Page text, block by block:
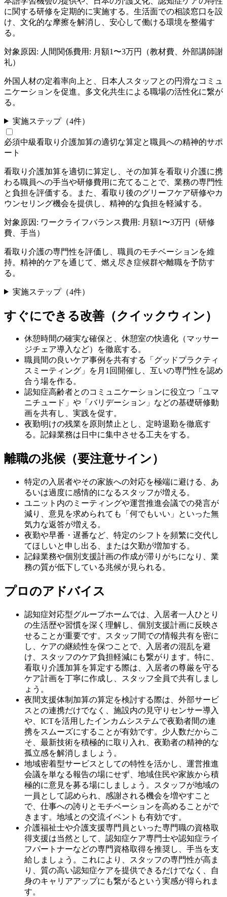
に関する研修を定期的に実施する。生活面での相談窓口を設
け、文化的な摩擦を解消し、安心して働ける環境を整備す
る。
対象原因: 人間関係費用: 月額1〜3万円（教材費、外部講師謝
礼）
外国人材の定着率向上と、日本人スタッフとの円滑なコミュ
ニケーションを促進。多文化共生による職場の活性化に繋が
る。
実施ステップ（4件）
必須中級看取り介護加算の適切な算定と職員への精神的サポ
ート
看取り介護加算を適切に算定し、その加算を看取り介護に携
わる職員への手当や研修費用に充てることで、業務の専門性
と負担を評価する。また、看取り後のグリーフケア研修やカ
ウンセリング機会を提供し、精神的な負担を軽減する。
対象原因: ワークライフバランス費用: 月額1〜3万円（研修
費、手当）
看取り介護の専門性を評価し、職員のモチベーションを維
持。精神的ケアを通じて、燃え尽き症候群や離職を予防す
る。
実施ステップ（4件）
すぐにできる改善（クイックウィン）
休憩時間の確実な確保と、休憩室の快適化（マッサー
ジチェア導入など）を徹底する。
職員間の良いケア事例を共有する「グッドプラクティ
スミーティング」を月1回開催し、互いの専門性を認め
合う場を作る。
認知症高齢者とのコミュニケーションに役立つ「ユマ
ニチュード」や「バリデーション」などの基礎研修動
画を共有し、実践を促す。
夜勤明けの残業を原則禁止とし、定時退勤を徹底す
る。記録業務は日中に集中させる工夫をする。
離職の兆候（要注意サイン）
特定の入居者やその家族への対応を極端に避ける、あ
るいは過度に感情的になるスタッフが増える。
ユニット内のミーティングや運営推進会議での発言が
減り、意見を求められても「何でもいい」といった無
気力な返答が増える。
夜勤や早番・遅番など、特定のシフトを頻繁に交代し
てほしいと申し出る、または欠勤が増加する。
記録業務や個別支援計画の作成が滞りがちになり、業
務の質が低下している兆候が見られる。
プロのアドバイス
認知症対応型グループホームでは、入居者一人ひとり
の生活歴や習慣を深く理解し、個別支援計画に反映さ
せることが重要です。スタッフ間での情報共有を密に
し、ケアの継続性を保つことで、入居者の混乱を避
け、スタッフのケア負担軽減にも繋がります。特に、
看取り介護加算を算定する際は、入居者の尊厳を守る
ケア計画を丁寧に作成し、スタッフ全員で共有しまし
ょう。
夜間支援体制加算の算定を検討する際は、外部サービ
スとの連携だけでなく、施設内の見守りセンサー導入
や、ICTを活用したインカムシステムで夜勤者間の連
携をスムーズにすることが有効です。少人数だからこ
そ、最新技術を積極的に取り入れ、夜勤者の精神的な
孤立感を解消しましょう。
地域密着型サービスとしての特性を活かし、運営推進
会議を単なる報告の場にせず、地域住民や家族から積
極的に意見を募る場にしましょう。スタッフが地域の
一員として認められ、感謝される機会を増やすこと
で、仕事への誇りとモチベーションを高めることがで
きます。地域との交流イベントも有効です。
介護福祉士や介護支援専門員といった専門職の資格取
得支援は当然として、認知症ケア専門士や認知症ライ
フパートナーなどの専門資格取得を推奨し、手当を支
給しましょう。これにより、スタッフの専門性が高ま
り、質の高い認知症ケアを提供できるだけでなく、自
身のキャリアアップにも繋がるという実感が得られま
す。